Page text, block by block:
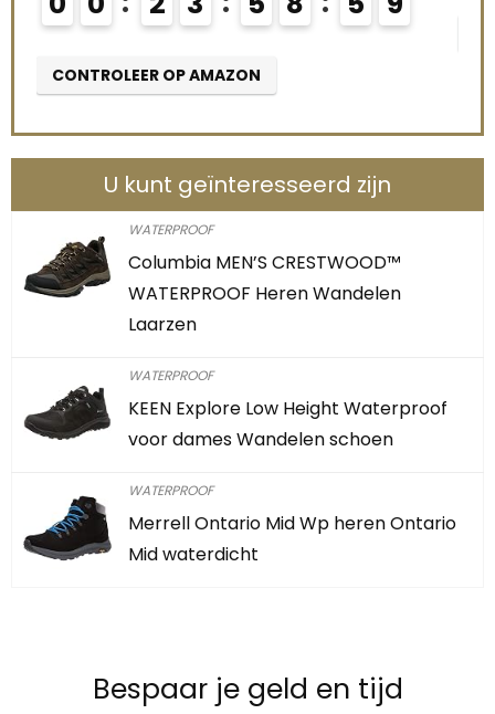
CONTROLEER OP AMAZON
U kunt geïnteresseerd zijn
WATERPROOF
Columbia MEN’S CRESTWOOD™
WATERPROOF Heren Wandelen
Laarzen
WATERPROOF
KEEN Explore Low Height Waterproof
voor dames Wandelen schoen
WATERPROOF
Merrell Ontario Mid Wp heren Ontario
Mid waterdicht
Bespaar je geld en tijd